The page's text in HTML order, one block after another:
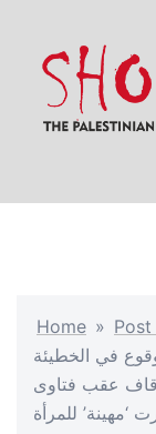
content
Home » Post
في الخطيئة
عقب فتاوى
‘مهينة’ للمرأة